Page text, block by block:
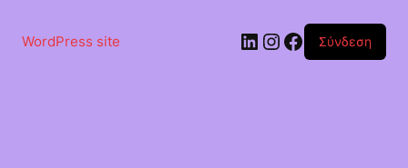
περιεχόμενο
WordPress site Linkedin
Instagram
Facebook
Σύνδεση